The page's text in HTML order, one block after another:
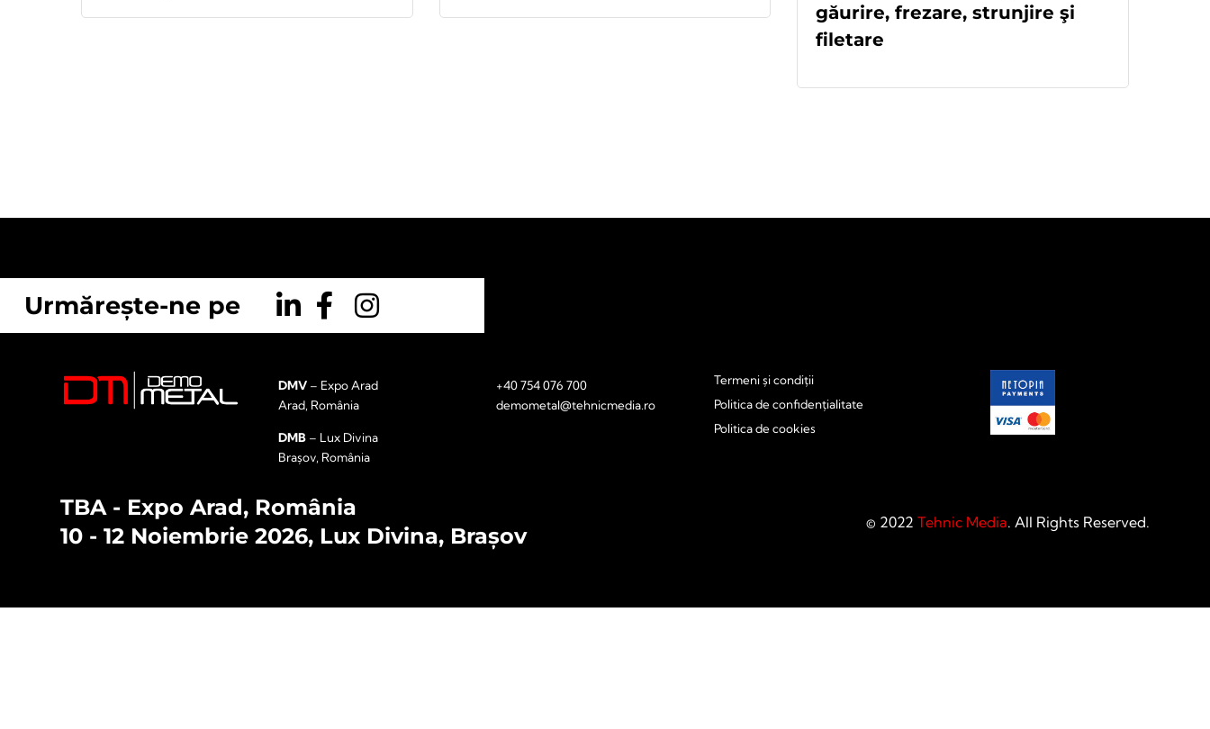
găurire, frezare, strunjire şi
filetare
Urmărește-ne pe
DMV – Expo Arad
Arad, România
DMB – Lux Divina
Brașov, România
+40 754 076 700
demometal@tehnicmedia.ro
Termeni și condiții
Politica de confidențialitate
Politica de cookies
TBA - Expo Arad, România
10 - 12 Noiembrie 2026, Lux Divina, Brașov
© 2022 Tehnic Media. All Rights Reserved.